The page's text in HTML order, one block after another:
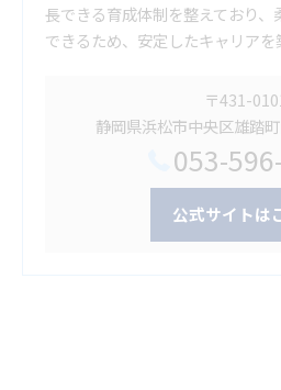
長できる育成体制を整えており
できるため、安定したキャリアを
〒431-
静岡県浜松市中央区雄踏
053-
公式サイトは